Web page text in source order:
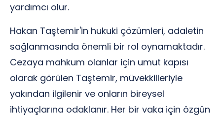
yardımcı olur.
Hakan Taştemir'in hukuki çözümleri, adaletin
sağlanmasında önemli bir rol oynamaktadır.
Cezaya mahkum olanlar için umut kapısı
olarak görülen Taştemir, müvekkilleriyle
yakından ilgilenir ve onların bireysel
ihtiyaçlarına odaklanır. Her bir vaka için özgün